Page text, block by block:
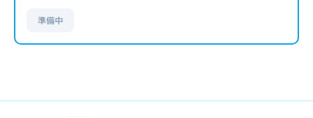
準備中